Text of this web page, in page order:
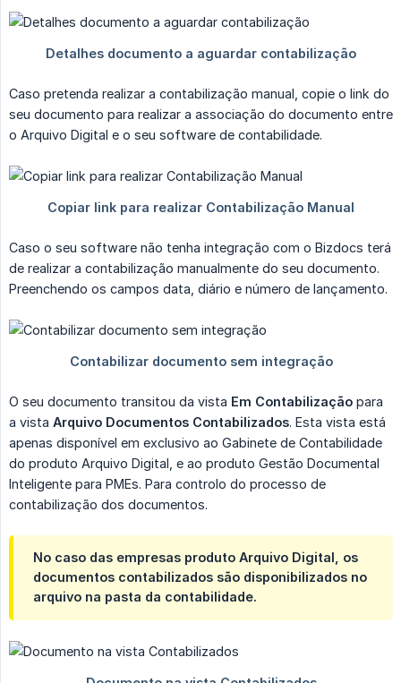
Caso pretenda realizar a contabilização manual, copie o link do
seu documento para realizar a associação do documento entre
o Arquivo Digital e o seu software de contabilidade.
Caso o seu software não tenha integração com o Bizdocs terá
de realizar a contabilização manualmente do seu documento.
Preenchendo os campos data, diário e número de lançamento.
O seu documento transitou da vista Em Contabilização para
a vista Arquivo Documentos Contabilizados. Esta vista está
apenas disponível em exclusivo ao Gabinete de Contabilidade
do produto Arquivo Digital, e ao produto Gestão Documental
Inteligente para PMEs. Para controlo do processo de
contabilização dos documentos.
No caso das empresas produto Arquivo Digital, os
documentos contabilizados são disponibilizados no
arquivo na pasta da contabilidade.